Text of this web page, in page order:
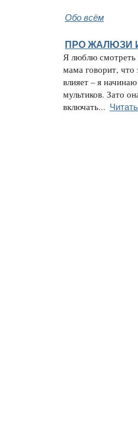
Обо всём
ПРО ЖАЛЮЗИ
Я люблю смотреть
мама говорит, что
влияет – я
мультиков. Зато
включать...